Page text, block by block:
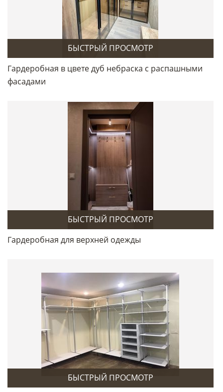
БЫСТРЫЙ ПРОСМОТР
Гардеробная в цвете дуб небраска с распашными
фасадами
БЫСТРЫЙ ПРОСМОТР
Гардеробная для верхней одежды
БЫСТРЫЙ ПРОСМОТР